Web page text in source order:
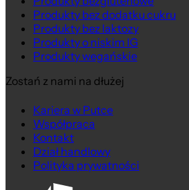
Produkty bez dodatku cukru
Produkty bez laktozy
Produkty o niskim IG
Produkty wegańskie
Zostań z nami na dłużej
Kariera w Putce
Współpraca
Kontakt
Dział handlowy
Polityka prywatności